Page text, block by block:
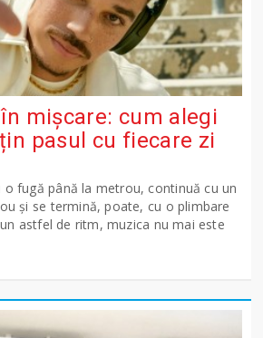
mișcare: cum alegi
pasul cu fiecare zi
o fugă până la metrou, continuă cu un
și se termină, poate, cu o plimbare
astfel de ritm, muzica nu mai este